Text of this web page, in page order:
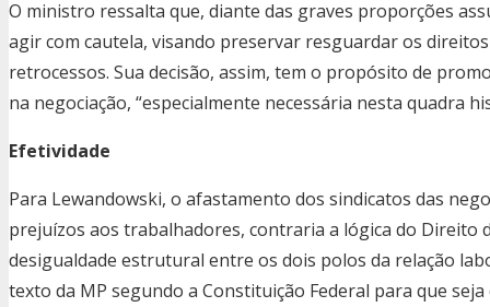
O ministro ressalta que, diante das graves proporções
agir com cautela, visando preservar resguardar os
retrocessos. Sua decisão, assim, tem o propósito de
na negociação, “especialmente necessária nesta quadra
Efetividade
Para Lewandowski, o afastamento dos sindicatos das
prejuízos aos trabalhadores, contraria a lógica do Direito
desigualdade estrutural entre os dois polos da relação
texto da MP segundo a Constituição Federal para que